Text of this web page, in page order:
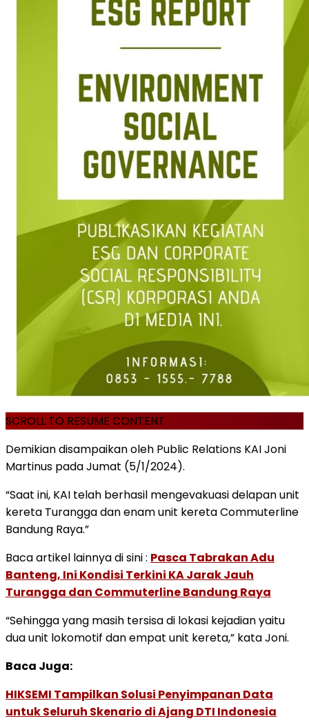
SCROLL TO RESUME CONTENT
Demikian disampaikan oleh Public Relations KAI Joni
Martinus pada Jumat (5/1/2024).
“Saat ini, KAI telah berhasil mengevakuasi delapan unit
kereta Turangga dan enam unit kereta Commuterline
Bandung Raya.”
Baca artikel lainnya di sini : Pasca Tabrakan Adu
Banteng, Ini Kondisi Terkini KA Jarak Jauh
Turangga dan Commuterline Bandung Raya
“Sehingga yang masih tersisa di lokasi kejadian yaitu
dua unit lokomotif dan empat unit kereta,” kata Joni.
Baca Juga:
HIKSEMI Tampilkan Solusi Penyimpanan Data
untuk Seluruh Skenario di Ajang DTI Indonesia